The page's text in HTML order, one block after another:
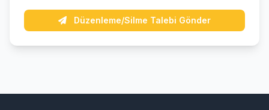
Düzenleme/Silme Talebi Gönder